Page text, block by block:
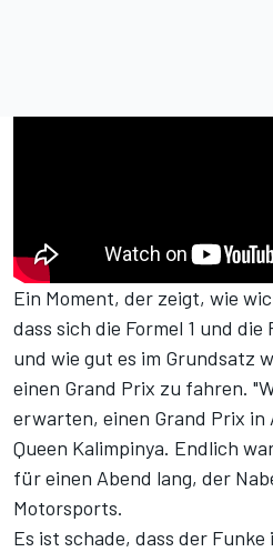
Ein Moment, der zeigt, wie
dass sich die Formel 1 und
und wie gut es im Grundsatz
einen Grand Prix zu fahren.
erwarten, einen Grand Prix in
Queen Kalimpinya. Endlich
für einen Abend lang, der
Motorsports.
Es ist schade, dass der